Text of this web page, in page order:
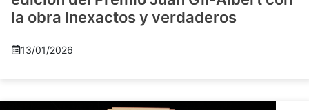
la obra Inexactos y verdaderos
13/01/2026